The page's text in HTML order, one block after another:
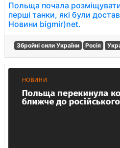
Польща почала
перші танки, які були
Новини bigmir)net.
Збройні сили України Росія